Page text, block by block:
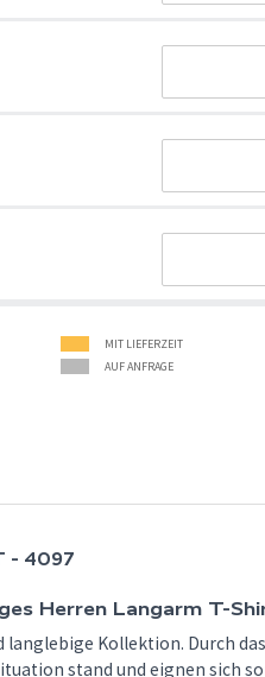
MIT LIEFERZEIT
AUF ANFRAGE
- 4097
Herren Langarm T-
Kollektion. Durch
stand und eignen sich